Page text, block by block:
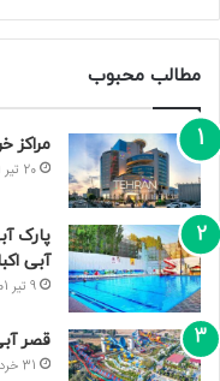
مطالب محبوب
مراکز
20 تیر 1401
پارک
آبی
9 تیر 1401
قصر
31 خرداد 1401